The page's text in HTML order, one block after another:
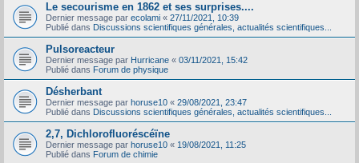
Le secourisme en 1862 et ses surprises....
Dernier message par ecolami « 27/11/2021, 10:39
Publié dans Discussions scientifiques générales, actualités scientifiques...
Pulsoreacteur
Dernier message par Hurricane « 03/11/2021, 15:42
Publié dans Forum de physique
Désherbant
Dernier message par horuse10 « 29/08/2021, 23:47
Publié dans Discussions scientifiques générales, actualités scientifiques...
2,7, Dichlorofluoréscéïne
Dernier message par horuse10 « 19/08/2021, 11:25
Publié dans Forum de chimie